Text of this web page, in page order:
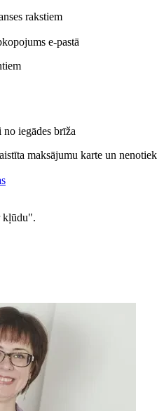
rakstiem
e-pastā
iegādes brīža
maksājumu karte un nenotiek
kļūdu".